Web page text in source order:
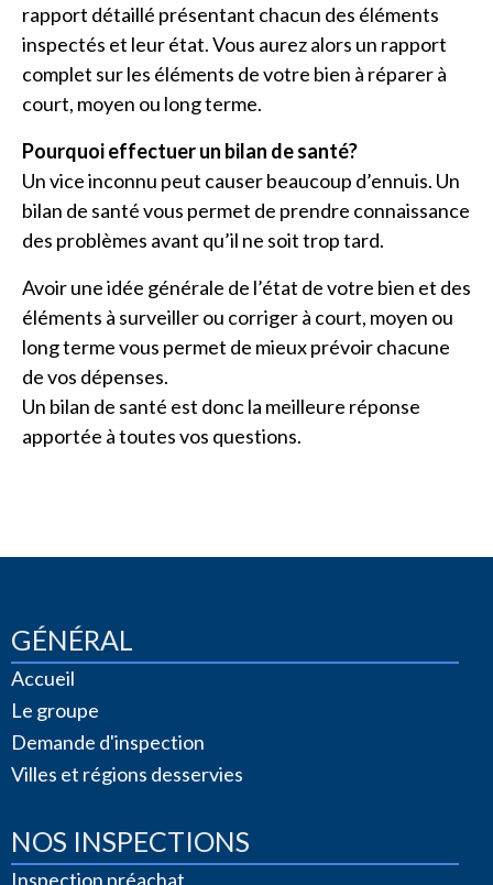
rapport détaillé présentant chacun des éléments
inspectés et leur état. Vous aurez alors un rapport
complet sur les éléments de votre bien à réparer à
court, moyen ou long terme.
Pourquoi effectuer un bilan de santé?
Un vice inconnu peut causer beaucoup d’ennuis. Un
bilan de santé vous permet de prendre connaissance
des problèmes avant qu’il ne soit trop tard.
Avoir une idée générale de l’état de votre bien et des
éléments à surveiller ou corriger à court, moyen ou
long terme vous permet de mieux prévoir chacune
de vos dépenses.
Un bilan de santé est donc la meilleure réponse
apportée à toutes vos questions.
GÉNÉRAL
Accueil
Le groupe
Demande d'inspection
Villes et régions desservies
NOS INSPECTIONS
Inspection préachat